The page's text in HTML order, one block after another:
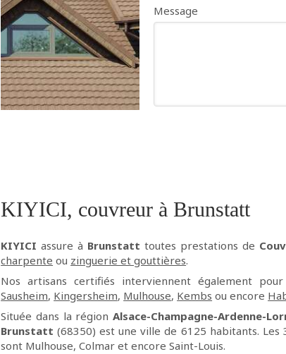
Message
KIYICI, couvreur à Brunstatt
KIYICI assure à Brunstatt toutes prestations de
charpente ou zinguerie et gouttières.
Nos artisans certifiés interviennent également
Sausheim, Kingersheim, Mulhouse, Kembs ou encore
Située dans la régionAlsace-Champagne-Ardenne-
Brunstatt (68350) est une ville de 6125 habitants.
sont Mulhouse, Colmar et encore Saint-Louis.